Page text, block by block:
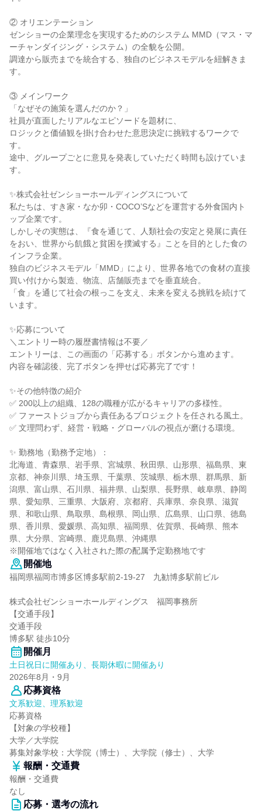
② オリエンテーション
ゼンショーの企業理念を実現するためのシステム MMD（マス・マ
ーチャンダイジング・システム）の全貌を公開。
調達から販売までを統合する、独自のビジネスモデルを紐解きま
す。
③ メインワーク
「なぜその施策を選んだのか？」
社員が直面したリアルなエピソードを題材に、
ロジックと価値観を掛け合わせた意思決定に挑戦するワークで
す。
途中、グループごとに意見を発表していただく時間も設けていま
す。
✨株式会社ゼンショーホールディングスについて
私たちは、すき家・なか卯・COCO’Sなどを運営する外食国内ト
ップ企業です。
しかしその実態は、『食を通じて、人類社会の安定と発展に責任
をおい、世界から飢餓と貧困を撲滅する』ことを目的とした食の
インフラ企業。
独自のビジネスモデル「MMD」により、世界各地での食材の直接
買い付けから製造、物流、店舗販売までを垂直統合。
「食」を通じて社会の根っこを支え、未来を変える挑戦を続けて
います。
✨応募について
＼エントリー時の履歴書情報は不要／
エントリーは、この画面の「応募する」ボタンから進めます。
内容を確認後、完了ボタンを押せば応募完了です！
✨その他特徴の紹介
✅ 200以上の組織、128の職種が広がるキャリアの多様性。
✅ ファーストジョブから責任あるプロジェクトを任される風土。
✅ 文理問わず、経営・戦略・グローバルの視点が磨ける環境。
✨ 勤務地（勤務予定地）：
北海道、青森県、岩手県、宮城県、秋田県、山形県、福島県、東
京都、神奈川県、埼玉県、千葉県、茨城県、栃木県、群馬県、新
潟県、富山県、石川県、福井県、山梨県、長野県、岐阜県、静岡
県、愛知県、三重県、大阪府、京都府、兵庫県、奈良県、滋賀
県、和歌山県、鳥取県、島根県、岡山県、広島県、山口県、徳島
県、香川県、愛媛県、高知県、福岡県、佐賀県、長崎県、熊本
県、大分県、宮崎県、鹿児島県、沖縄県
※開催地ではなく入社された際の配属予定勤務地です
開催地
福岡県福岡市博多区博多駅前2-19-27 九勧博多駅前ビル
株式会社ゼンショーホールディングス 福岡事務所
【交通手段】
交通手段
博多駅 徒歩10分
開催月
土日祝日に開催あり、長期休暇に開催あり
2026年8月・9月
応募資格
文系歓迎、理系歓迎
応募資格
【対象の学校種】
大学／大学院
募集対象学校：大学院（博士）、大学院（修士）、大学
報酬・交通費
報酬・交通費
なし
応募・選考の流れ